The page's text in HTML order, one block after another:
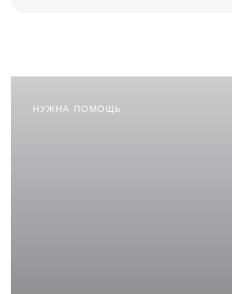
НУЖНА ПОМОЩЬ